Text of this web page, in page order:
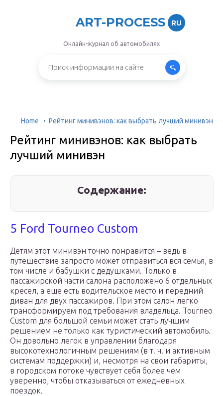
ART-PROCESS RU
Онлайн-журнал об автомобилях
Home Рейтинг минивэнов: как выбрать лучший минивэн
Рейтинг минивэнов: как выбрать
лучший минивэн
Содержание:
5 Ford Tourneo Custom
Детям этот минивэн точно понравится – ведь в
путешествие запросто может отправиться вся семья, в
том числе и бабушки с дедушками. Только в
пассажирской части салона расположено 6 отдельных
кресел, а еще есть водительское место и передний
диван для двух пассажиров. При этом салон легко
трансформируем под требования владельца. Tourneo
Custom для большой семьи может стать лучшим
решением не только как туристический автомобиль.
Он довольно легок в управлении благодаря
высокотехнологичным решениям (в т. ч. и активным
системам поддержки) и, несмотря на свои габариты,
в городском потоке чувствует себя более чем
уверенно, чтобы отказываться от ежедневных
поездок.